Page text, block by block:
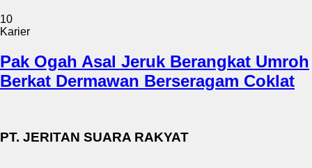
10
Karier
Pak Ogah Asal Jeruk Berangkat Umroh
Berkat Dermawan Berseragam Coklat
PT. JERITAN SUARA RAKYAT